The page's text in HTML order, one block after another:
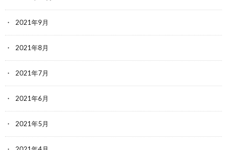
2021年9月
2021年8月
2021年7月
2021年6月
2021年5月